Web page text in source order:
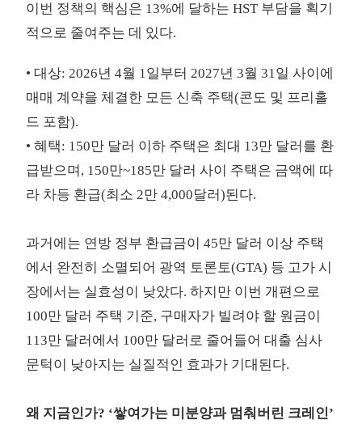
이번 정책의 핵심은 13%에 달하는 HST 부담을 획기
적으로 줄여주는 데 있다.
• 대상: 2026년 4월 1일부터 2027년 3월 31일 사이에
매매 계약을 체결한 모든 신축 주택(콘도 및 프리홀
드 포함).
• 혜택: 150만 달러 이하 주택은 최대 13만 달러를 환
급받으며, 150만~185만 달러 사이 주택은 금액에 따
라 차등 환급(최소 2만 4,000달러)된다.
과거에는 연방 정부 환급금이 45만 달러 이상 주택
에서 완전히 소멸되어 광역 토론토(GTA) 등 고가 시
장에서는 실효성이 낮았다. 하지만 이번 개편으로
100만 달러 주택 기준, 구매자가 빌려야 할 원금이
113만 달러에서 100만 달러로 줄어들어 대출 심사
문턱이 낮아지는 실질적인 효과가 기대된다.
왜 지금인가? ‘쌓여가는 미분양과 멈춰버린 크레인’